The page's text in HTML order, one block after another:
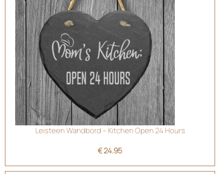
Leisteen Wandbord – Kitchen Open 24 Hours
€24.95